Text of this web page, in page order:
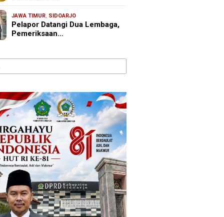
JAWA TIMUR, SIDOARJO
Pelapor Datangi Dua Lembaga,
Pemeriksaan…